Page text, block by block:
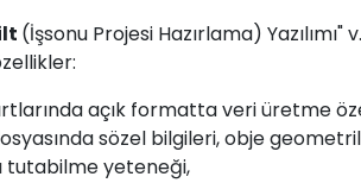
(İşsonu Projesi Hazırlama) Yazılımı"
açık formatta veri üretme
sözel bilgileri, obje
tutabilme yeteneği,
0 444